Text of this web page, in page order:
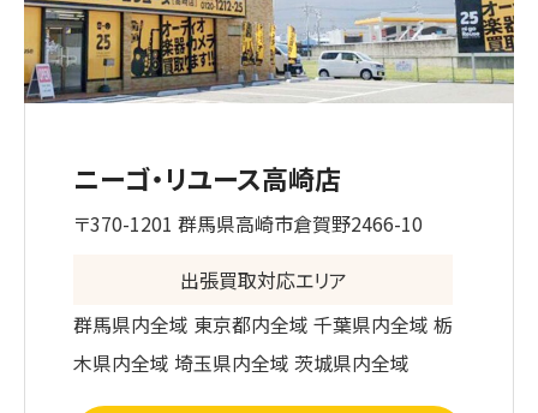
ニーゴ・リユース高崎店
〒370-1201 群馬県高崎市倉賀野2466-10
出張買取対応エリア
群馬県内全域 東京都内全域 千葉県内全域 栃
木県内全域 埼玉県内全域 茨城県内全域